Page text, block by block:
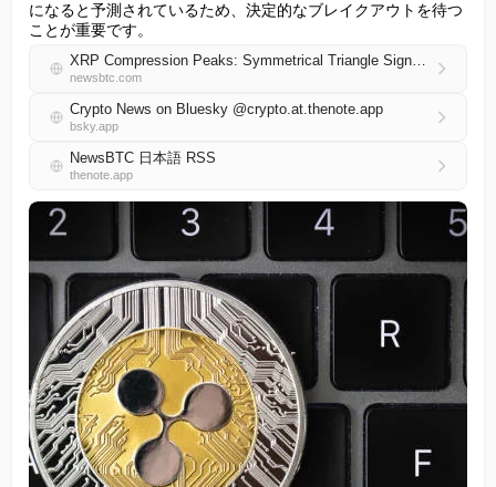
になると予測されているため、決定的なブレイクアウトを待つ
ことが重要です。
XRP Compression Peaks: Symmetrical Triangle Signals Explosive Move Ahead
newsbtc.com
Crypto News on Bluesky @crypto.at.thenote.app
bsky.app
NewsBTC 日本語 RSS
thenote.app